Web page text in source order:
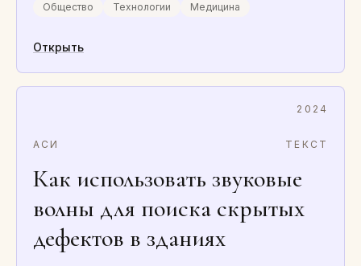
Общество Технологии Медицина
Открыть
2024
АСИ ТЕКСТ
Как использовать звуковые
волны для поиска скрытых
дефектов в зданиях